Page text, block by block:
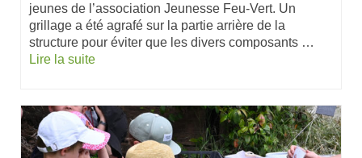
jeunes de l’association Jeunesse Feu-Vert. Un
grillage a été agrafé sur la partie arrière de la
structure pour éviter que les divers composants …
Lire la suite